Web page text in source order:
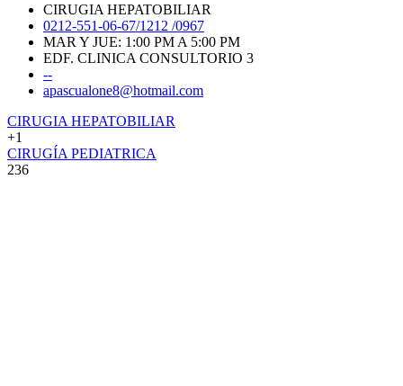
CIRUGIA HEPATOBILIAR
0212-551-06-67/1212 /0967
MAR Y JUE: 1:00 PM A 5:00 PM
EDF. CLINICA CONSULTORIO 3
--
apascualone8@hotmail.com
CIRUGIA HEPATOBILIAR
+1
CIRUGÍA PEDIATRICA
236